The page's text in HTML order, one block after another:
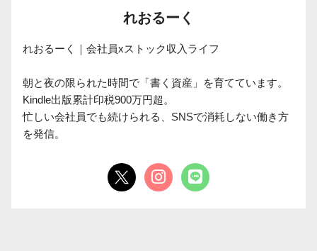
れおるーく
れおるーく｜会社員xストック収入ライフ
朝と夜の限られた時間で「書く資産」を育てています。
Kindle出版累計印税900万円超。
忙しい会社員でも続けられる、SNSで消耗しない働き方
を発信。